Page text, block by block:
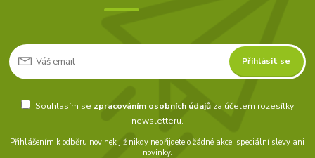
Přihlásit se
Souhlasím se zpracováním osobních údajůza účelem rozesílky
newsletteru.
Přihlášením k odběru novinek již nikdy nepřijdete o žádné akce, speciální slevy ani
novinky.